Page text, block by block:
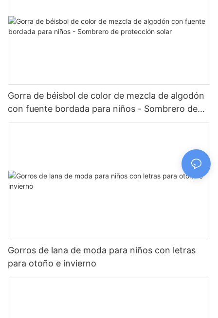
Gorra de béisbol de color de mezcla de algodón
con fuente bordada para niños - Sombrero de
protección solar
Gorros de lana de moda para niños con letras
para otoño e invierno